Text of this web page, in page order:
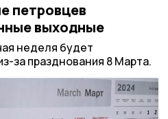
петровцев
выходные
неделя будет
за празднования 8 Марта.